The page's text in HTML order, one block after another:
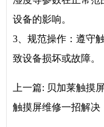
设备的影响。
3、规范操作：遵守
致设备损坏或故障。
上一篇: 贝加莱触摸
触摸屏维修一招解决